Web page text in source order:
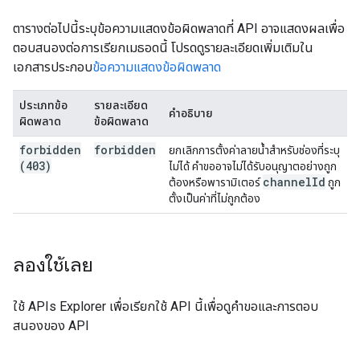
ตารางต่อไปนี้ระบุข้อความแสดงข้อผิดพลาดที่ API อาจแสดงผลเพื่อ
ตอบสนองต่อการเรียกเมธอดนี้ โปรดดูรายละเอียดเพิ่มเติมใน
เอกสารประกอบข้อความแสดงข้อผิดพลาด
ประเภทข้อ
ผิดพลาด
รายละเอียด
ข้อผิดพลาด
คำอธิบาย
forbidden
(403)
forbidden
ยกเลิกการตั้งค่าลายน้ำสำหรับช่องที่ระบุ
ไม่ได้ คำขออาจไม่ได้รับอนุญาตอย่างถูก
ต้องหรือพารามิเตอร์channelId ถูก
ตั้งเป็นค่าที่ไม่ถูกต้อง
ลองใช้เลย
ใช้ APIs Explorer เพื่อเรียกใช้ API นี้เพื่อดูคำขอและการตอบ
สนองของ API